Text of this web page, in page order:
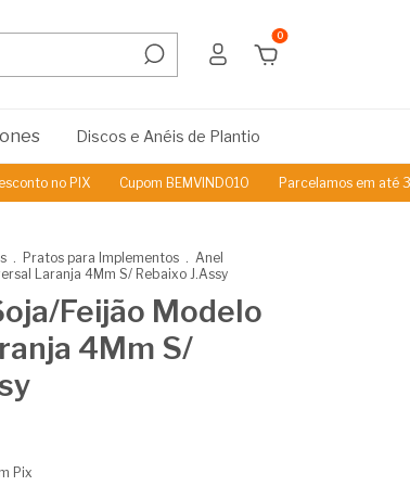
0
Discos e Anéis de Plantio
no PIX Cupom BEMVINDO10 Parcelamos em até 3x
. Pratos para Implementos . Anel
Laranja 4Mm S/ Rebaixo J.Assy
Feijão Modelo
4Mm S/
Pix